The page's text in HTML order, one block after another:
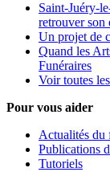
Saint-Juéry-
retrouver son
Un projet de
Quand les
Funéraires
Voir toutes
Pour vous aider
Actualités du
Publications
Tutoriels